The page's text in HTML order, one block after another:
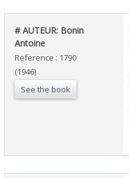
‎# AUTEUR: Bonin
Antoine‎
Reference : 1790
(1946)
See the book